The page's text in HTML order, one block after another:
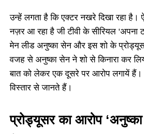
उन्हें लगता है कि एक्टर नखरे दिखा रहा है।
नज़र आ रहा है जी टीवी के सीरियल ‘अपना
मेन लीड अनुष्का सेन और इस शो के
वजह से अनुष्का सेन ने शो से किनारा कर
बात को लेकर एक दूसरे पर आरोप लगायें
विस्तार से जानते हैं।
प्रोड्यूसर का आरोप